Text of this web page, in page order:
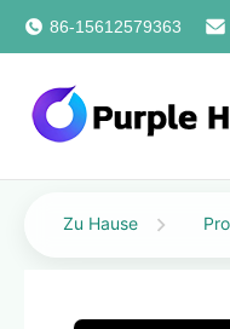
86-15612579363
Zu Hause